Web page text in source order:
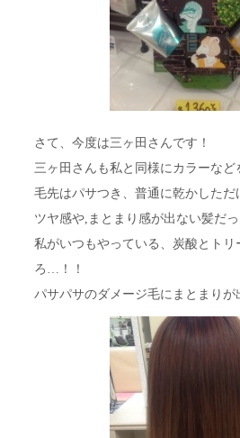
さて、今度は三ヶ田さんです！
三ヶ田さんも私と同様にカラーなど
毛先はパサつき、普通に乾かしただ
ツヤ感や,まとまり感が出ない髪だっ
私がいつもやっている、炭酸とトリ
ろ…！！
パサパサのダメージ毛にまとまり